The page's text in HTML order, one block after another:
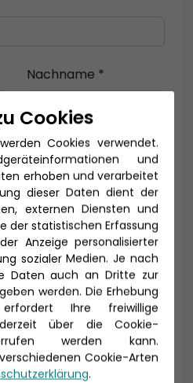
Nachname *
Cookies
Cookies verwendet.
und
erhoben und verarbeitet
dieser Daten dient der
externen Diensten und
der statistischen Erfassung
Anzeige personalisierter
sozialer Medien. Je nach
Daten auch an Dritte zur
werden. Die Erhebung
Ihre freiwillige
über die Cookie-
werden kann.
Cookie-Arten
.